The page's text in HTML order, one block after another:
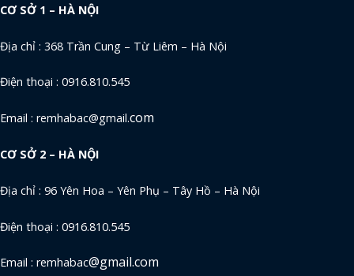
CƠ SỞ 1 – HÀ NỘI
Địa chỉ : 368 Trần Cung – Từ Liêm – Hà Nội
Điện thoại : 0916.810.545
Email : remhabac@gmail.com
CƠ SỞ 2 – HÀ NỘI
Địa chỉ : 96 Yên Hoa – Yên Phụ – Tây Hồ – Hà Nội
Điện thoại : 0916.810.545
Email : remhabac@gmail.com